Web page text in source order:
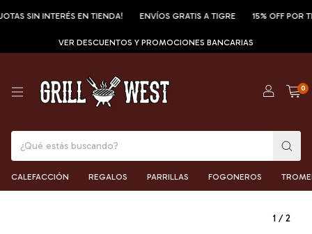
SIN INTERÉS EN TIENDA! ENVÍOS GRATIS A TIGRE 15% OFF POR
VER DESCUENTOS Y PROMOCIONES BANCARIAS
0
CALEFACCIÓN REGALOS PARRILLAS FOGONEROS
1 /2